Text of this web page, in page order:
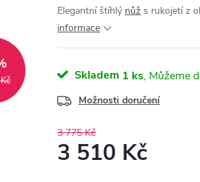
Elegantní štíhlý nůž s rukojetí z
informace
Skladem 1 ks
Možnosti doručení
3 775 Kč
3 510 Kč